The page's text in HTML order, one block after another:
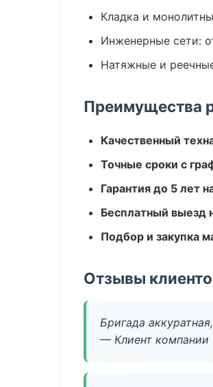
Кладка и
Инженерные сети:
Натяжные и
Преимущества
Качественный
Точные сроки с
Гарантия до 5 лет
Бесплатный выезд
Подбор и закупка
Отзывы
Бригада
— Клиент компании